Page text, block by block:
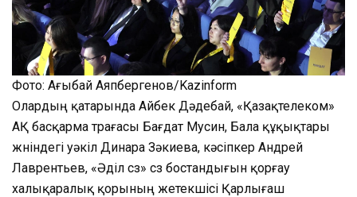
Фото: Ағыбай Аяпбергенов/Kazinform
Олардың қатарында Айбек Дәдебай, «Қазақтелеком»
АҚ басқарма төрағасы Бағдат Мусин, Бала құқықтары
жөніндегі уәкіл Динара Зәкиева, кәсіпкер Андрей
Лаврентьев, «Әділ сөз» сөз бостандығын қорғау
халықаралық қорының жетекшісі Қарлығаш